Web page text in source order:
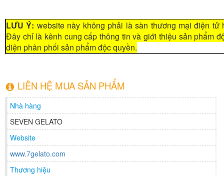
LƯU Ý: website này không phải là sàn thương mại điện tử
Đây chỉ là kênh cung cấp thông tin và giới thiệu sản phẩm
diện phân phối sản phẩm độc quyền.
LIÊN HỆ MUA SẢN PHẨM
Nhà hàng
SEVEN GELATO
Website
www.7gelato.com
Thương hiệu